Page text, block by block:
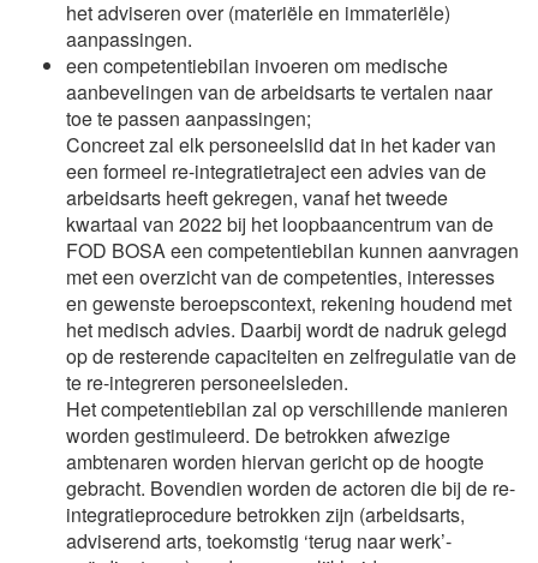
het adviseren over (materiële en immateriële)
aanpassingen.
een competentiebilan invoeren om medische
aanbevelingen van de arbeidsarts te vertalen naar
toe te passen aanpassingen;
Concreet zal elk personeelslid dat in het kader van
een formeel re-integratietraject een advies van de
arbeidsarts heeft gekregen, vanaf het tweede
kwartaal van 2022 bij het loopbaancentrum van de
FOD BOSA een competentiebilan kunnen aanvragen
met een overzicht van de competenties, interesses
en gewenste beroepscontext, rekening houdend met
het medisch advies. Daarbij wordt de nadruk gelegd
op de resterende capaciteiten en zelfregulatie van de
te re-integreren personeelsleden.
Het competentiebilan zal op verschillende manieren
worden gestimuleerd. De betrokken afwezige
ambtenaren worden hiervan gericht op de hoogte
gebracht. Bovendien worden de actoren die bij de re-
integratieprocedure betrokken zijn (arbeidsarts,
adviserend arts, toekomstig ‘terug naar werk’-